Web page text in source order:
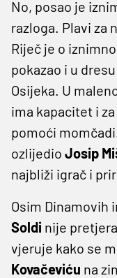
No, posao je
razloga. Plavi za
Riječ je o
pokazao i u dresu
Osijeka. U
ima kapacitet i
pomoći
ozlijedio Josip
najbliži igrač i
Osim Dinamovih
Soldi nije
vjeruje kako se
Kovačeviću na